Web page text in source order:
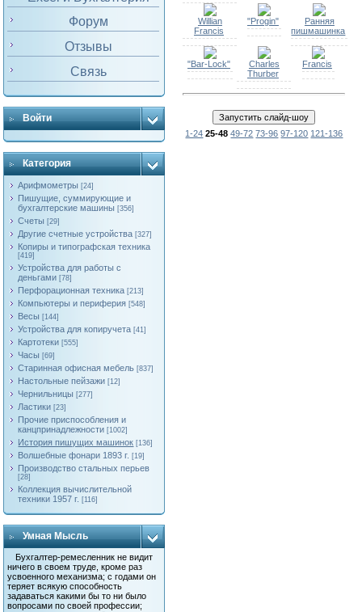
Форум
Отзывы
Связь
Войти
Категория
Арифмометры [24]
Пишущие, суммирующие и
бухгалтерские машины [356]
Счеты [29]
Другие счетные устройства [327]
Копиры и типографская техника
[419]
Устройства для работы с
деньгами [78]
Перфорационная техника [213]
Компьютеры и периферия [548]
Весы [144]
Устройства для копиручета [41]
Картотеки [555]
Часы [69]
Старинная офисная мебель [837]
Настольные пейзажи [12]
Чернильницы [277]
Ластики [23]
Прочие приспособления и
канцпринадлежности [1002]
История пишущих машинок [136]
Волшебные фонари 1893 г. [19]
Производство стальных перьев
[28]
Коллекция вычислительной
техники 1957 г. [116]
Умная Мысль
Бухгалтер-ремесленник не видит
ничего в своем труде, кроме раз
усвоенного механизма; с годами он
теряет всякую способность
задаваться какими бы то ни было
вопросами по своей профессии;
Willian
Francis
"Progin"
Ранняя
пишмашинка
"Bar-Lock"
Charles
Thurber
Francis
1-24 25-48 49-72 73-96 97-120 121-136